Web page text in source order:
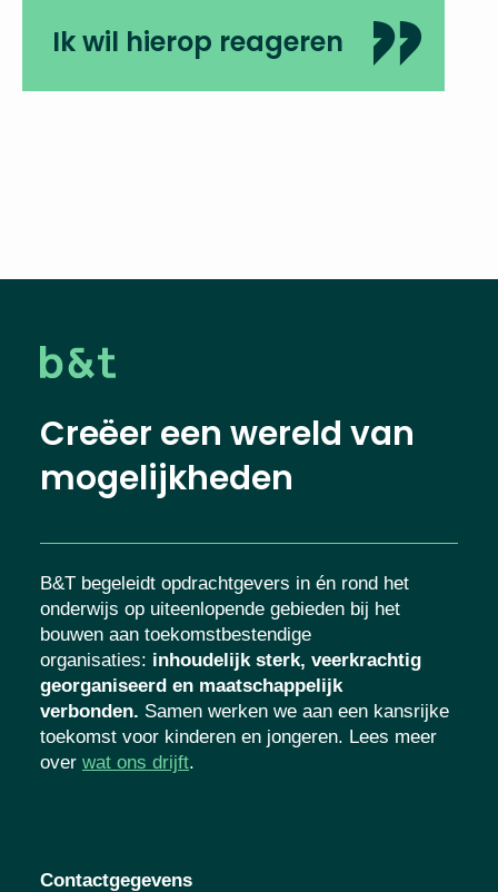
Ik wil hierop reageren
Creëer een wereld van
mogelijkheden
B&T begeleidt opdrachtgevers in én rond het
onderwijs op uiteenlopende gebieden bij het
bouwen aan toekomstbestendige
organisaties: inhoudelijk sterk, veerkrachtig
georganiseerd en maatschappelijk
verbonden. Samen werken we aan een kansrijke
toekomst voor kinderen en jongeren. Lees meer
over wat ons drijft.
Contactgegevens